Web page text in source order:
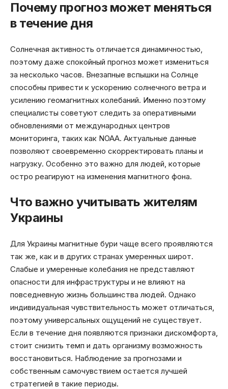
Почему прогноз может меняться
в течение дня
Солнечная активность отличается динамичностью,
поэтому даже спокойный прогноз может измениться
за несколько часов. Внезапные вспышки на Солнце
способны привести к ускорению солнечного ветра и
усилению геомагнитных колебаний. Именно поэтому
специалисты советуют следить за оперативными
обновлениями от международных центров
мониторинга, таких как NOAA. Актуальные данные
позволяют своевременно скорректировать планы и
нагрузку. Особенно это важно для людей, которые
остро реагируют на изменения магнитного фона.
Что важно учитывать жителям
Украины
Для Украины магнитные бури чаще всего проявляются
так же, как и в других странах умеренных широт.
Слабые и умеренные колебания не представляют
опасности для инфраструктуры и не влияют на
повседневную жизнь большинства людей. Однако
индивидуальная чувствительность может отличаться,
поэтому универсальных ощущений не существует.
Если в течение дня появляются признаки дискомфорта,
стоит снизить темп и дать организму возможность
восстановиться. Наблюдение за прогнозами и
собственным самочувствием остается лучшей
стратегией в такие периоды.